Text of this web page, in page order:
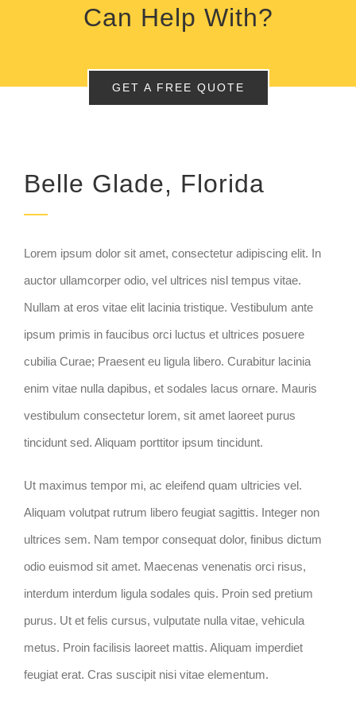
Can Help With?
GET A FREE QUOTE
Belle Glade, Florida
Lorem ipsum dolor sit amet, consectetur adipiscing elit. In
auctor ullamcorper odio, vel ultrices nisl tempus vitae.
Nullam at eros vitae elit lacinia tristique. Vestibulum ante
ipsum primis in faucibus orci luctus et ultrices posuere
cubilia Curae; Praesent eu ligula libero. Curabitur lacinia
enim vitae nulla dapibus, et sodales lacus ornare. Mauris
vestibulum consectetur lorem, sit amet laoreet purus
tincidunt sed. Aliquam porttitor ipsum tincidunt.
Ut maximus tempor mi, ac eleifend quam ultricies vel.
Aliquam volutpat rutrum libero feugiat sagittis. Integer non
ultrices sem. Nam tempor consequat dolor, finibus dictum
odio euismod sit amet. Maecenas venenatis orci risus,
interdum interdum ligula sodales quis. Proin sed pretium
purus. Ut et felis cursus, vulputate nulla vitae, vehicula
metus. Proin facilisis laoreet mattis. Aliquam imperdiet
feugiat erat. Cras suscipit nisi vitae elementum.